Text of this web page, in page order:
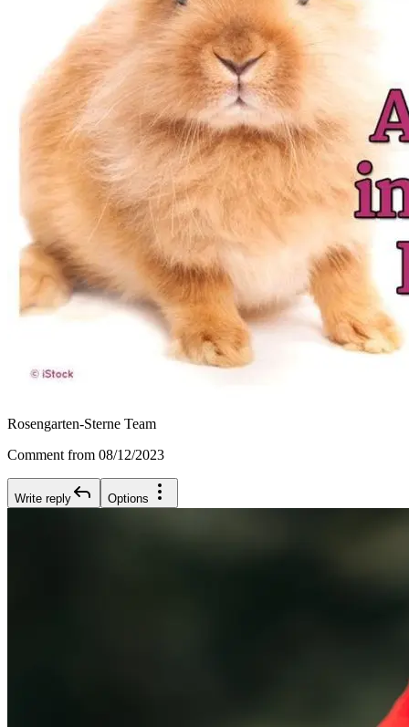
Rosengarten-Sterne Team
Comment from 08/12/2023
Write reply Options